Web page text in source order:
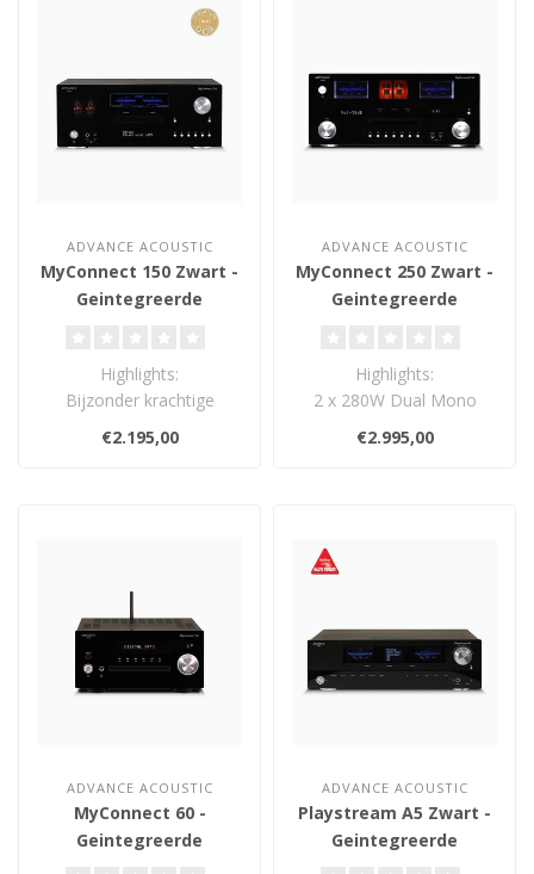
ADVANCE ACOUSTIC
MyConnect 150 Zwart -
Geintegreerde
Highlights:
Bijzonder krachtige
versterker
Vacuümbuizen in de
€2.195,00
ADVANCE ACOUSTIC
MyConnect 250 Zwart -
Geintegreerde
Highlights:
2 x 280W Dual Mono
Klasse AB versterker (4
Ohm)
€2.995,00
ADVANCE ACOUSTIC
MyConnect 60 -
Geintegreerde
ADVANCE ACOUSTIC
Playstream A5 Zwart -
Geintegreerde